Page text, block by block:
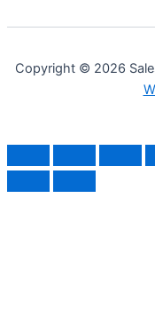
Copyright © 2026